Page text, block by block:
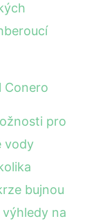
Conero
pro
vody
bujnou
na